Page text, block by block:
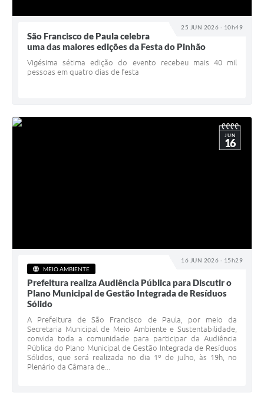
25 JUN 2026 - 10h49
São Francisco de Paula celebra
uma das maiores edições da Festa do Pinhão
Vigésima sétima edição do evento recebeu mais 40 mil
pessoas em quatro dias de festa
16 JUN 2026 - 15h29
JUN
16
MEIO AMBIENTE
Prefeitura realiza Audiência Pública para Discutir o
Plano Municipal de Gestão Integrada de Resíduos
Sólido
A Prefeitura de São Francisco de Paula, por meio da
Secretaria Municipal de Meio Ambiente e Sustentabilidade,
convida toda a comunidade para participar da Audiência
Pública do Plano Municipal de Gestão Integrada de Resíduos
Sólidos, que será realizada no dia 1º de julho, às 19h, no
Plenário da Câmara de...